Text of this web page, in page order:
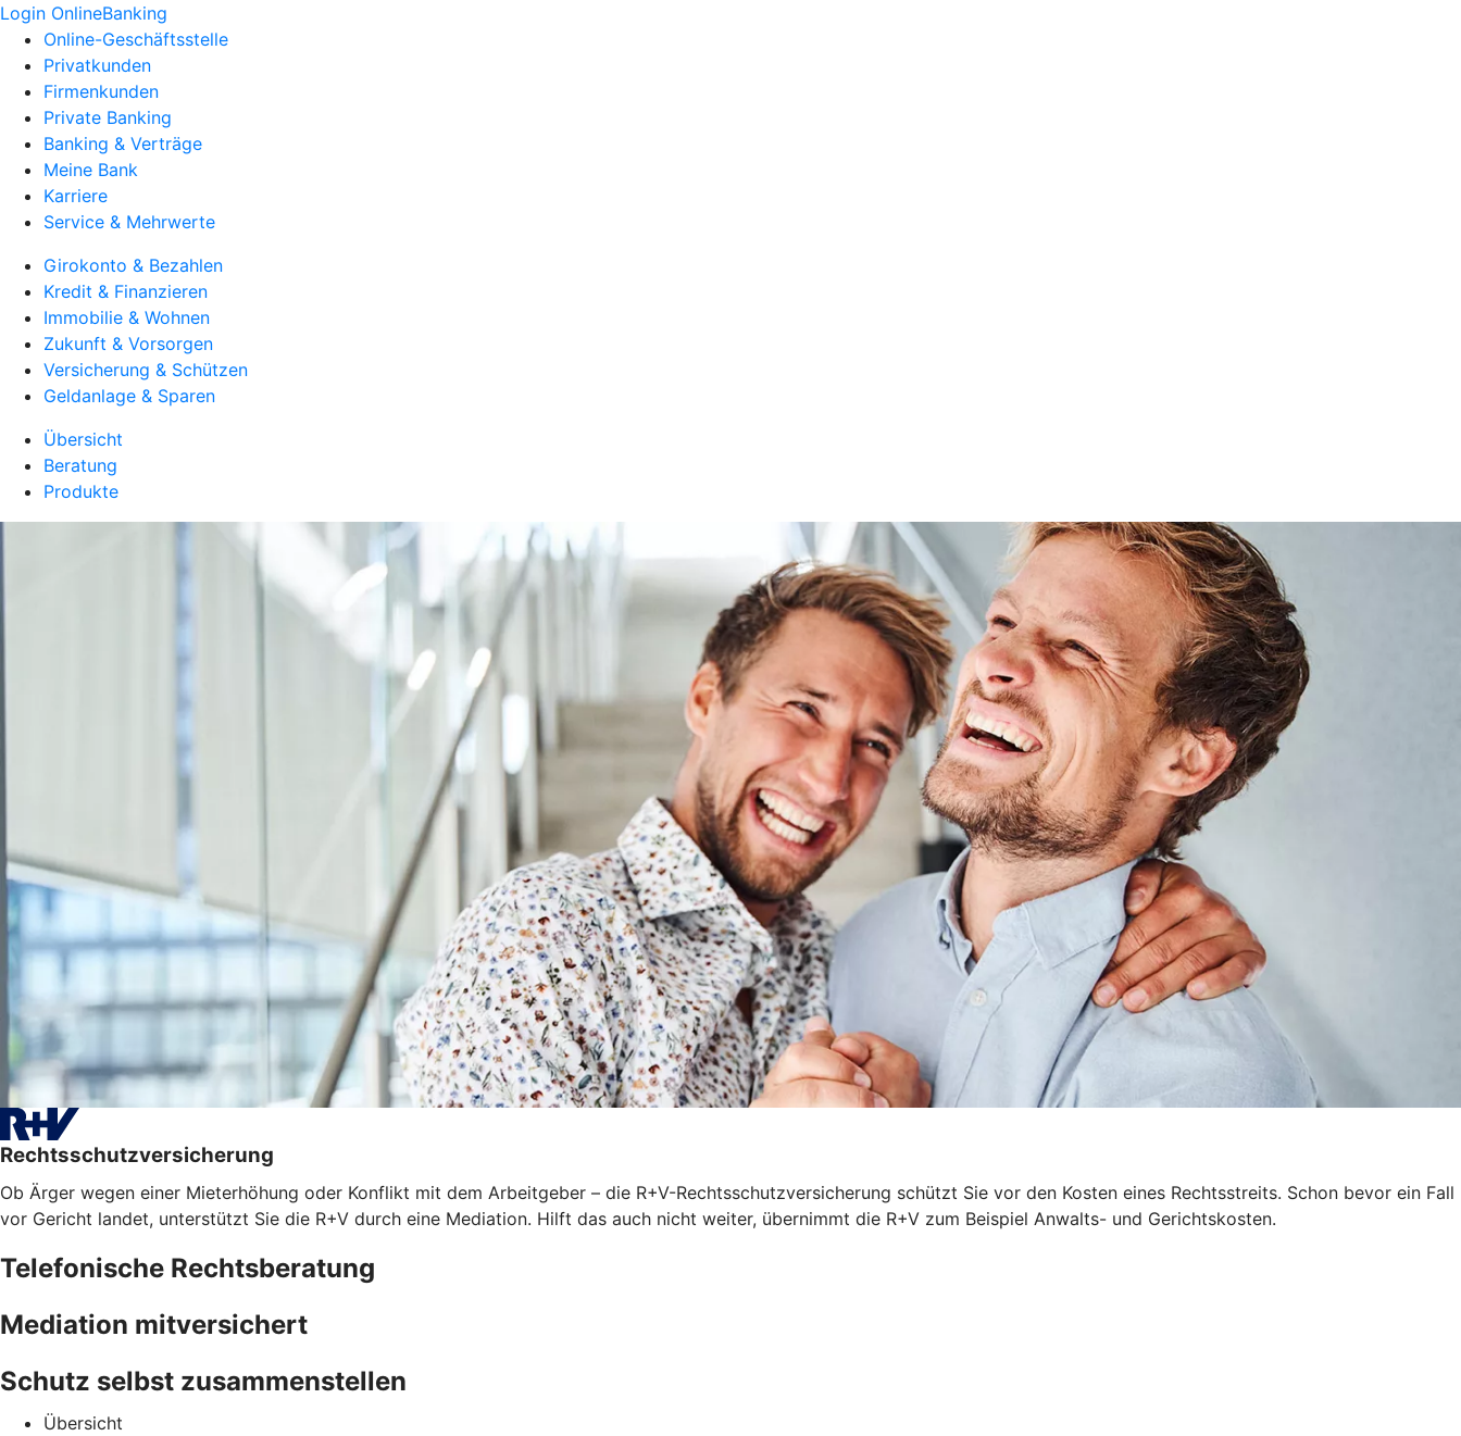
Login OnlineBanking
Online-Geschäftsstelle
Privatkunden
Firmenkunden
Private Banking
Banking & Verträge
Meine Bank
Karriere
Service & Mehrwerte
Girokonto & Bezahlen
Kredit & Finanzieren
Immobilie & Wohnen
Zukunft & Vorsorgen
Versicherung & Schützen
Geldanlage & Sparen
Übersicht
Beratung
Produkte
Rechtsschutzversicherung
Ob Ärger wegen einer Mieterhöhung oder Konflikt mit dem Arbeitgeber – die R+V-Rechtsschutzversicherung schützt Sie vor den Kosten eines Rechtsstreits. Schon bevor ein Fall
vor Gericht landet, unterstützt Sie die R+V durch eine Mediation. Hilft das auch nicht weiter, übernimmt die R+V zum Beispiel Anwalts- und Gerichtskosten.
Telefonische Rechtsberatung
Mediation mitversichert
Schutz selbst zusammenstellen
Übersicht